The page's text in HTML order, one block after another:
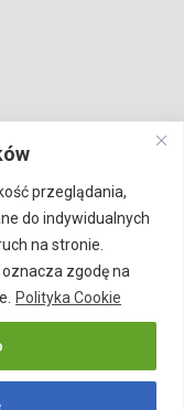
przeglądania,
do indywidualnych
na stronie.
zgodę na
Polityka Cookie
artykuł w
Publikacja artykułu